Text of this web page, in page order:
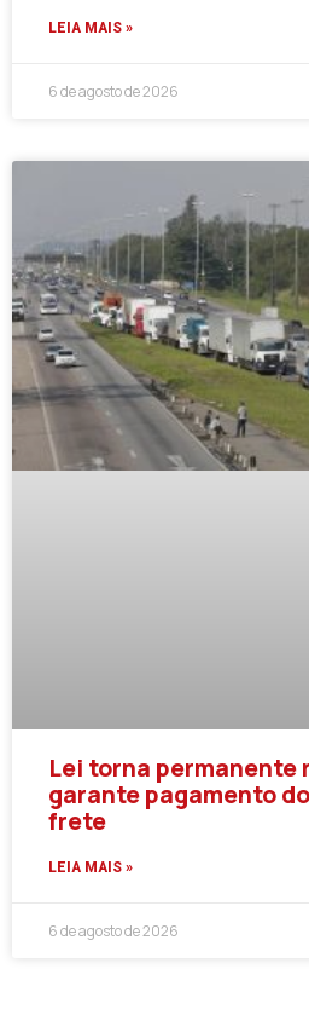
LEIA MAIS »
6 de agosto de 2026
Lei torna permanente
garante pagamento
frete
LEIA MAIS »
6 de agosto de 2026